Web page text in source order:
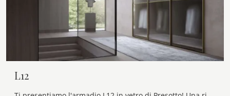
L12